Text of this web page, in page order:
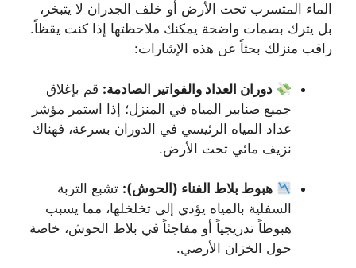
الماء المتسرب تحت الأرض أو خلف الجدران لا يتبخر،
بل يترك بصمات واضحة يمكنك ملاحظتها إذا كنت يقظاً.
راقب منزلك بحثاً عن هذه الإشارات:
دوران العداد والفواتير الصادمة: قم بإغلاق
جميع صنابير المياه في المنزل؛ إذا استمر مؤشر
عداد المياه الرئيسي في الدوران بسرعة، فهناك
نزيف مائي تحت الأرض.
هبوط بلاط الفناء (الحوش): تشبع التربة
السفلية بالمياه يؤدي إلى تخلخلها، مما يسبب
هبوطاً تدريجياً أو مفاجئاً في بلاط الحوش، خاصة
حول الخزان الأرضي.